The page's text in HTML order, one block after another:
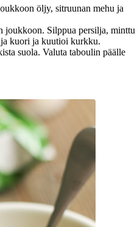
öljy, sitruunan mehu ja
joukkoon. Silppua persilja, minttu
kuori ja kuutioi kurkku.
suola. Valuta taboulin päälle